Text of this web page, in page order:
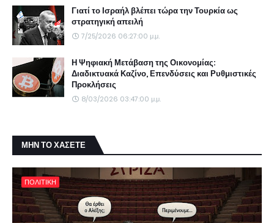
Γιατί το Ισραήλ βλέπει τώρα την Τουρκία ως
στρατηγική απειλή
7/25/2026 06:27:00 μ.μ.
Η Ψηφιακή Μετάβαση της Οικονομίας:
Διαδικτυακά Καζίνο, Επενδύσεις και Ρυθμιστικές
Προκλήσεις
8/03/2026 03:47:00 μ.μ.
ΜΗΝ ΤΟ ΧΑΣΕΤΕ
ΠΟΛΙΤΙΚΗ